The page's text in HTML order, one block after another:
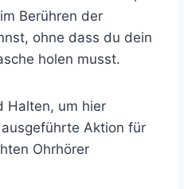
Berühren der
ohne dass du dein
holen musst.
Halten, um hier
Aktion für
Ohrhörer